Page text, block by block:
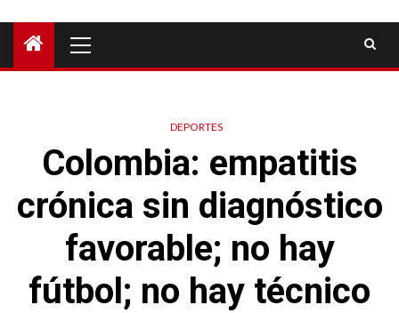
principal
DEPORTES
Colombia: empatitis
crónica sin diagnóstico
favorable; no hay
fútbol; no hay técnico